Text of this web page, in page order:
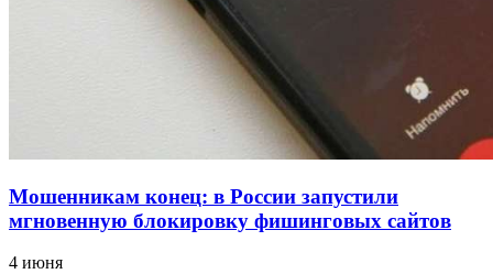
Мошенникам конец: в России запустили
мгновенную блокировку фишинговых сайтов
4 июня